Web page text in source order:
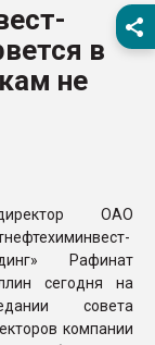
вакуумного
Продам отходы
поликарбоната и АБС-
Armaloy PC/ABS-1IM
в
не
ОАО
Рафинат
сегодня на
совета
компании